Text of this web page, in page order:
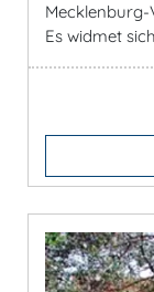
Es widmet